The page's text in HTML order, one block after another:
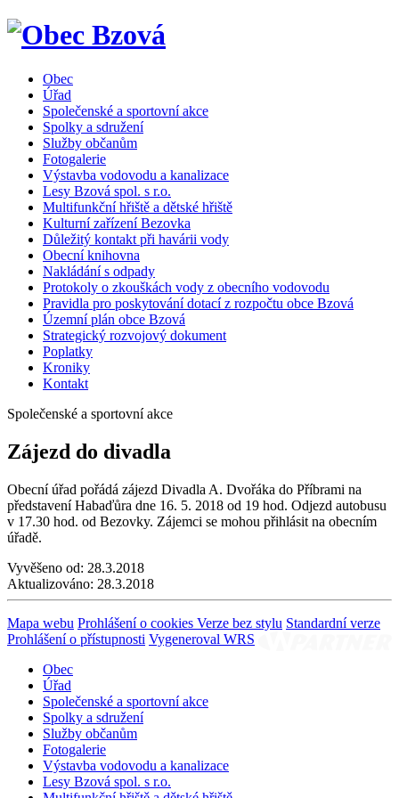
Obec
Úřad
Společenské a sportovní akce
Spolky a sdružení
Služby občanům
Fotogalerie
Výstavba vodovodu a kanalizace
Lesy Bzová spol. s r.o.
Multifunkční hřiště a dětské hřiště
Kulturní zařízení Bezovka
Důležitý kontakt při havárii vody
Obecní knihovna
Nakládání s odpady
Protokoly o zkouškách vody z obecního vodovodu
Pravidla pro poskytování dotací z rozpočtu obce Bzová
Územní plán obce Bzová
Strategický rozvojový dokument
Poplatky
Kroniky
Kontakt
Společenské a sportovní akce
Zájezd do divadla
Obecní úřad pořádá zájezd Divadla A. Dvořáka do Příbrami na
představení Habaďůra dne 16. 5. 2018 od 19 hod. Odjezd autobusu
v 17.30 hod. od Bezovky. Zájemci se mohou přihlásit na obecním
úřadě.
Vyvěšeno od: 28.3.2018
Aktualizováno: 28.3.2018
Mapa webu Prohlášení o cookies Verze bez stylu Standardní verze
Prohlášení o přístupnosti Vygeneroval WRS
Obec
Úřad
Společenské a sportovní akce
Spolky a sdružení
Služby občanům
Fotogalerie
Výstavba vodovodu a kanalizace
Lesy Bzová spol. s r.o.